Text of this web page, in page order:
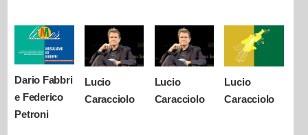
Dario Fabbri
e Federico
Petroni
Lucio
Caracciolo
Lucio
Caracciolo
Lucio
Caracciolo